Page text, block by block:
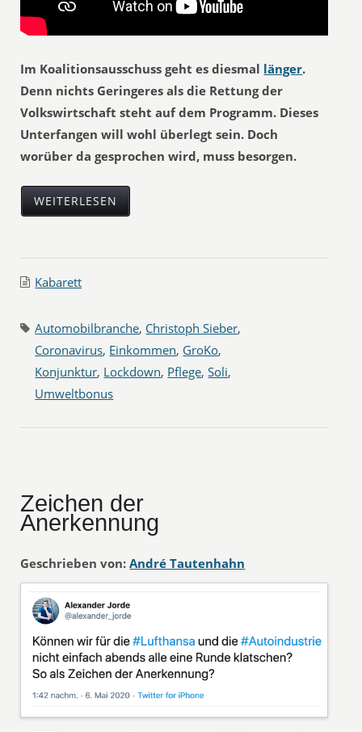
Im Koalitionsausschuss geht es diesmal länger.
Denn nichts Geringeres als die Rettung der
Volkswirtschaft steht auf dem Programm. Dieses
Unterfangen will wohl überlegt sein. Doch
worüber da gesprochen wird, muss besorgen.
WEITERLESEN
Kabarett
Automobilbranche, Christoph Sieber,
Coronavirus, Einkommen, GroKo,
Konjunktur, Lockdown, Pflege,Soli,
Umweltbonus
Zeichen der
Anerkennung
Geschrieben von: André Tautenhahn